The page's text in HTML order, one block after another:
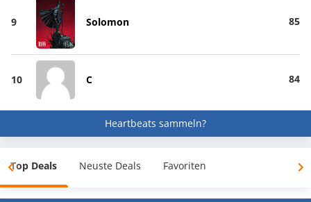
9 Solomon 85
10 C 84
Heartbeats sammeln?
Top Deals Neuste Deals Favoriten